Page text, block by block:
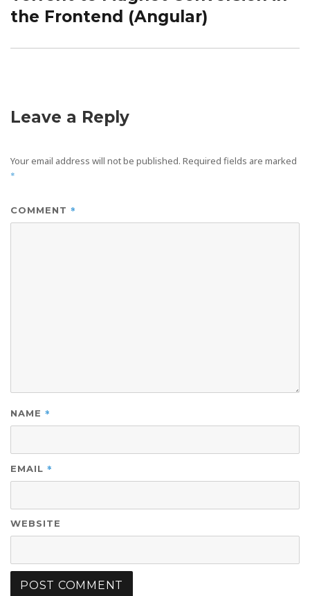
the Frontend (Angular)
Leave a Reply
Your email address will not be published. Required fields are marked
*
COMMENT *
NAME *
EMAIL *
WEBSITE